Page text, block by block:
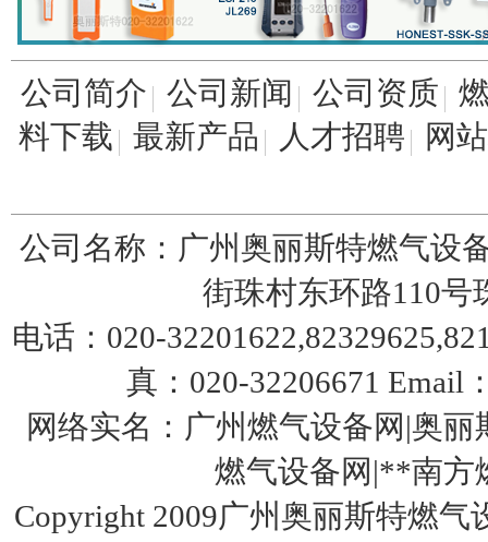
伊腾气相切换阀AXS-8B
特安报警器-ES2000报警器
公司简介 公司新闻 公司资质
料下载 最新产品 人才招聘 网
公司名称：广州奥丽斯特燃气设
街珠村东环路110号
电话：020-
真：020-32206671 Email
网络实名：广州燃气设备网|奥
燃气设备网|**南方
Copyright 2009广州奥丽斯特燃气